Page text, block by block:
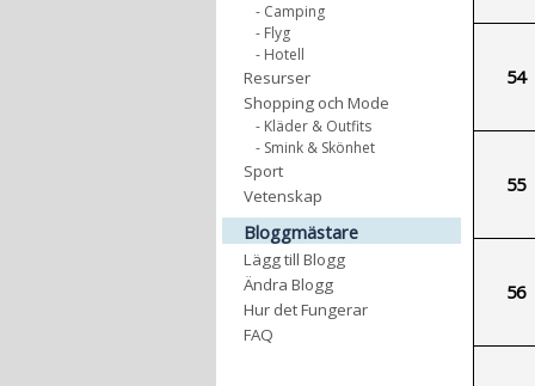
- Camping
- Flyg
- Hotell
Resurser
Shopping och Mode
- Kläder & Outfits
- Smink & Skönhet
Sport
Vetenskap
Bloggmästare
Lägg till Blogg
Ändra Blogg
Hur det Fungerar
FAQ
54
55
56